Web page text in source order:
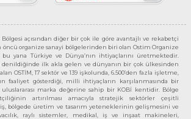
açısından diğer bir çok ile göre avantajlı ve rekabetçi
öncü organize sanayi bölgelerinden biri olan Ostim Organize
bu yana Türkiye ve Dünya’nın ihtiyaçlarını üretmektedir.
denildiğinde ilk akla gelen ve dünyanın bir çok ülkesinden
OSTİM, 17 sektör ve 139 işkolunda, 6.500’den fazla işletme,
faaliyet gösterdiği, milli ihtiyaçların karşılanmasında bir
marka değerine sahip bir KOBİ kentidir. Bölge
artırılması amacıyla stratejik sektörler çeşitli
bölgede üretim ve tasarım yeteneklerinin gelişmesini ve
raylı sistemler, medikal, iş ve inşaat makineleri,